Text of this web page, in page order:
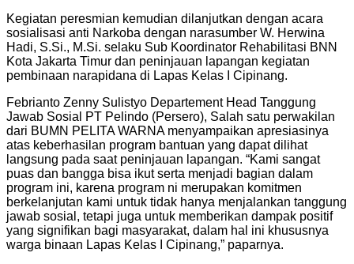
Kegiatan peresmian kemudian dilanjutkan dengan acara
sosialisasi anti Narkoba dengan narasumber W. Herwina
Hadi, S.Si., M.Si. selaku Sub Koordinator Rehabilitasi BNN
Kota Jakarta Timur dan peninjauan lapangan kegiatan
pembinaan narapidana di Lapas Kelas I Cipinang.
Febrianto Zenny Sulistyo Departement Head Tanggung
Jawab Sosial PT Pelindo (Persero), Salah satu perwakilan
dari BUMN PELITA WARNA menyampaikan apresiasinya
atas keberhasilan program bantuan yang dapat dilihat
langsung pada saat peninjauan lapangan. “Kami sangat
puas dan bangga bisa ikut serta menjadi bagian dalam
program ini, karena program ni merupakan komitmen
berkelanjutan kami untuk tidak hanya menjalankan tanggung
jawab sosial, tetapi juga untuk memberikan dampak positif
yang signifikan bagi masyarakat, dalam hal ini khususnya
warga binaan Lapas Kelas I Cipinang,” paparnya.